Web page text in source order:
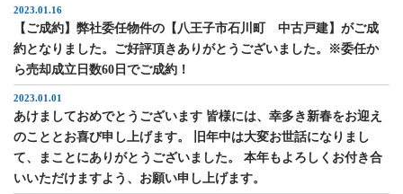
2023.01.16
【ご成約】弊社委任物件の【八王子市石川町 中古戸建】がご成
約となりました。ご好評頂きありがとうございました。※委任か
ら売却成立日数60日でご成約！
2023.01.01
あけましておめでとうございます 皆様には、幸多き新春をお迎え
のこととお喜び申し上げます。 旧年中は大変お世話になりまし
て、まことにありがとうございました。 本年もよろしくお付き合
いいただけますよう、お願い申し上げます。